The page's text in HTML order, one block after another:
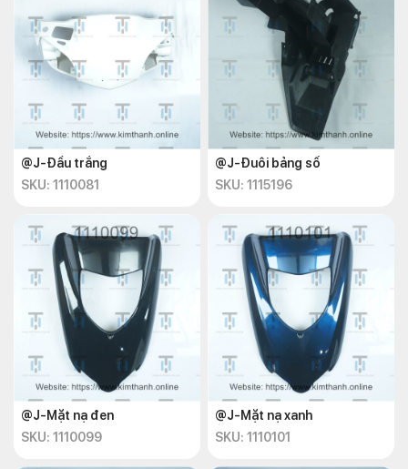
@J-Đầu trắng
SKU: 1110081
@J-Đuôi bảng số
SKU: 1115196
@J-Mặt nạ đen
SKU: 1110099
@J-Mặt nạ xanh
SKU: 1110101